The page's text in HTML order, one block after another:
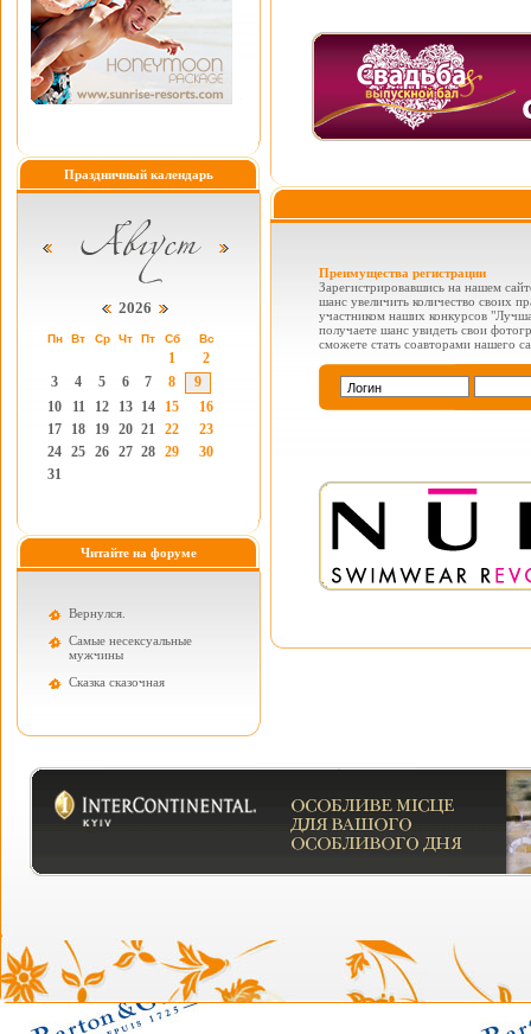
Праздничный календарь
2026
Пн Вт Ср Чт Пт Сб Вс
1
2
3
4 5 6 7 8
9
10
11 12 13 14 15
16
17
18 19 20 21 22
23
24 25 26 27 28 29
30
31
Читайте на форуме
Вернулся.
Самые несексуальные
мужчины
Cказка сказочная
Преимущества регистрации
Зарегистрировавшись на нашем
шанс увеличить количество своих
участником наших конкурсов
получаете шанс увидеть свои
сможете стать соавторами нашего